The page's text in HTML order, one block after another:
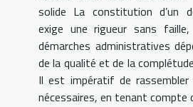
solide La constitution d’un
exige une rigueur sans
démarches administratives
de la qualité et de la
Il est impératif de
nécessaires, en tenant compte